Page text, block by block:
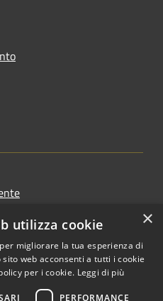
×
utilizza cookie
migliorare la tua esperienza di
web acconsenti a tutti i cookie
per i cookie. Leggi di più
PERFORMANCE